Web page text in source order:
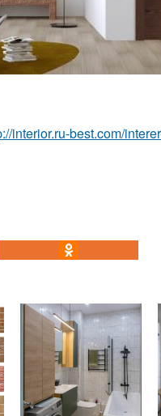
interior.ru-best.com/